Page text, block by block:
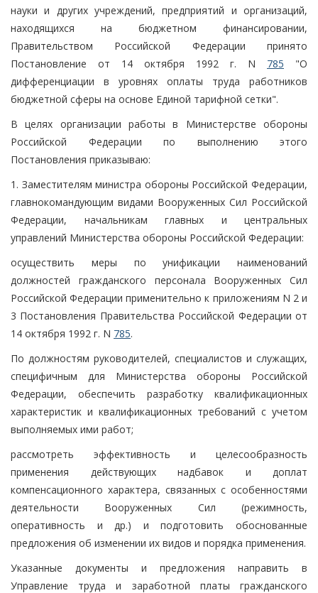
науки и других учреждений, предприятий и организаций,
находящихся на бюджетном финансировании,
Правительством Российской Федерации принято
Постановление от 14 октября 1992 г. N 785 "О
дифференциации в уровнях оплаты труда работников
бюджетной сферы на основе Единой тарифной сетки".
В целях организации работы в Министерстве обороны
Российской Федерации по выполнению этого
Постановления приказываю:
1. Заместителям министра обороны Российской Федерации,
главнокомандующим видами Вооруженных Сил Российской
Федерации, начальникам главных и центральных
управлений Министерства обороны Российской Федерации:
осуществить меры по унификации наименований
должностей гражданского персонала Вооруженных Сил
Российской Федерации применительно к приложениям N 2 и
3 Постановления Правительства Российской Федерации от
14 октября 1992 г. N 785.
По должностям руководителей, специалистов и служащих,
специфичным для Министерства обороны Российской
Федерации, обеспечить разработку квалификационных
характеристик и квалификационных требований с учетом
выполняемых ими работ;
рассмотреть эффективность и целесообразность
применения действующих надбавок и доплат
компенсационного характера, связанных с особенностями
деятельности Вооруженных Сил (режимность,
оперативность и др.) и подготовить обоснованные
предложения об изменении их видов и порядка применения.
Указанные документы и предложения направить в
Управление труда и заработной платы гражданского